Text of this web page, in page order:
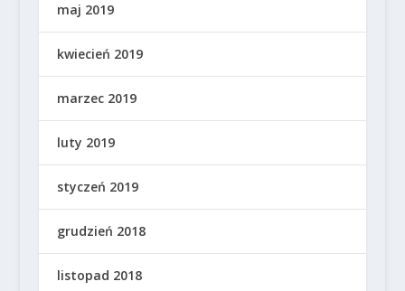
maj 2019
kwiecień 2019
marzec 2019
luty 2019
styczeń 2019
grudzień 2018
listopad 2018